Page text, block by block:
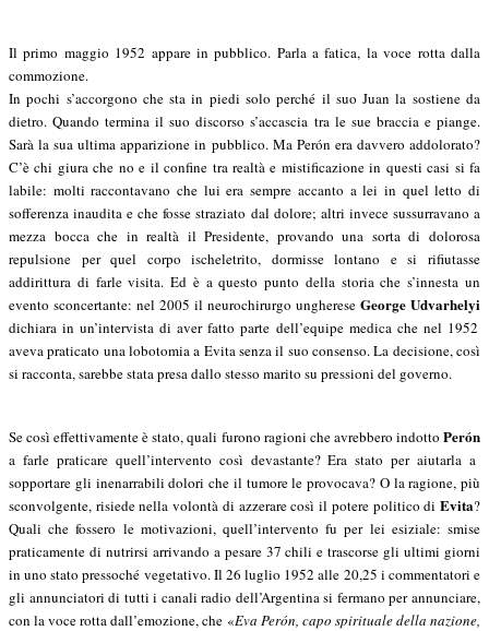
Il primo maggio 1952 appare in pubblico. Parla a fatica, la voce rotta dalla
commozione.
In pochi s’accorgono che sta in piedi solo perché il suo Juan la sostiene da
dietro. Quando termina il suo discorso s’accascia tra le sue braccia e piange.
Sarà la sua ultima apparizione in pubblico. Ma Perón era davvero addolorato?
C’è chi giura che no e il confine tra realtà e mistificazione in questi casi si fa
labile: molti raccontavano che lui era sempre accanto a lei in quel letto di
sofferenza inaudita e che fosse straziato dal dolore; altri invece sussurravano a
mezza bocca che in realtà il Presidente, provando una sorta di dolorosa
repulsione per quel corpo ischeletrito, dormisse lontano e si rifiutasse
addirittura di farle visita. Ed è a questo punto della storia che s’innesta un
evento sconcertante: nel 2005 il neurochirurgo ungherese George Udvarhelyi
dichiara in un’intervista di aver fatto parte dell’equipe medica che nel 1952
aveva praticato una lobotomia a Evita senza il suo consenso. La decisione, così
si racconta, sarebbe stata presa dallo stesso marito su pressioni del governo.
Se così effettivamente è stato, quali furono ragioni che avrebbero indotto Perón
a farle praticare quell’intervento così devastante? Era stato per aiutarla a
sopportare gli inenarrabili dolori che il tumore le provocava? O la ragione, più
sconvolgente, risiede nella volontà di azzerare così il potere politico di Evita?
Quali che fossero le motivazioni, quell’intervento fu per lei esiziale: smise
praticamente di nutrirsi arrivando a pesare 37 chili e trascorse gli ultimi giorni
in uno stato pressoché vegetativo. Il 26 luglio 1952 alle 20,25 i commentatori e
gli annunciatori di tutti i canali radio dell’Argentina si fermano per annunciare,
con la voce rotta dall’emozione, che «Eva Perón, capo spirituale della nazione,